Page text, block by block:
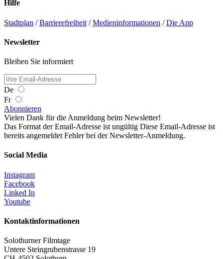
Hilfe
Stadtplan /Barrierefreiheit /Medieninformationen /Die App
Newsletter
Bleiben Sie informiert
De
Fr
Abonnieren
Vielen Dank für die Anmeldung beim Newsletter!
Das Format der Email-Adresse ist ungültig Diese Email-Adresse ist
bereits angemeldet Fehler bei der Newsletter-Anmeldung.
Social Media
Instagram
Facebook
Linked In
Youtube
Kontaktinformationen
Solothurner Filmtage
Untere Steingrubenstrasse 19